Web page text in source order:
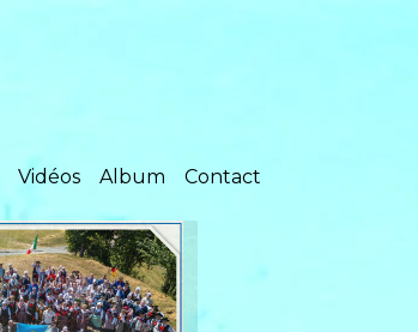
Vidéos Album Contact